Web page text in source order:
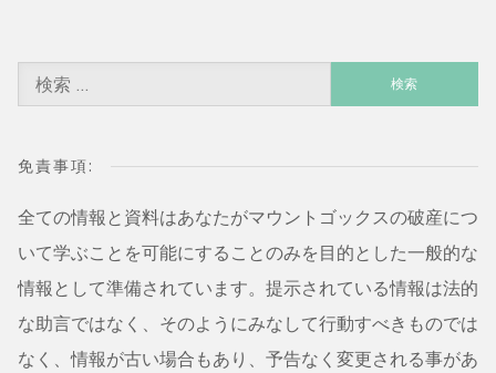
免責事項:
全ての情報と資料はあなたがマウントゴックスの破産につ
いて学ぶことを可能にすることのみを目的とした一般的な
情報として準備されています。提示されている情報は法的
な助言ではなく、そのようにみなして行動すべきものでは
なく、情報が古い場合もあり、予告なく変更される事があ